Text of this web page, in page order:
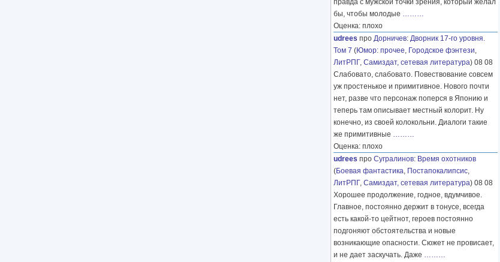
правда с мужской точки зрения, который желал
бы, чтобы молодые ………
Оценка: плохо
udrees про Дорничев: Дворник 17-го уровня.
Том 7 (Юмор: прочее, Городское фэнтези,
ЛитРПГ, Самиздат, сетевая литература) 08 08
Слабовато, слабовато. Повествование совсем
уж простенькое и примитивное. Нового почти
нет, разве что персонаж поперся в Японию и
теперь там описывает местный колорит. Ну
конечно, из своей колокольни. Диалоги такие
же примитивные ………
Оценка: плохо
udrees про Сугралинов: Время охотников
(Боевая фантастика, Постапокалипсис,
ЛитРПГ, Самиздат, сетевая литература) 08 08
Хорошее продолжение, годное, вдумчивое.
Главное, постоянно держит в тонусе, всегда
есть какой-то цейтнот, героев постоянно
подгоняют обстоятельства и новые
возникающие опасности. Сюжет не провисает,
и не дает заскучать. Даже ………